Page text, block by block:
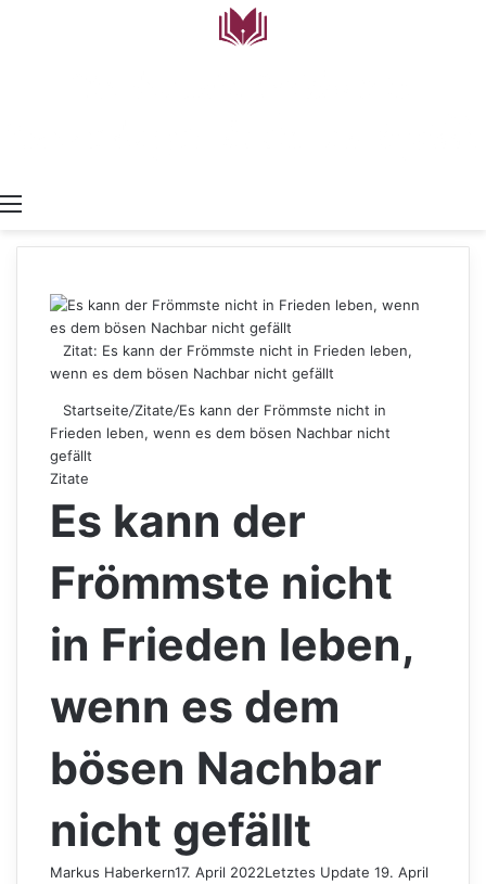
Menü
Zitat: Es kann der Frömmste nicht in Frieden leben,
wenn es dem bösen Nachbar nicht gefällt
Startseite/Zitate/Es kann der Frömmste nicht in
Frieden leben, wenn es dem bösen Nachbar nicht
gefällt
Zitate
Es kann der
Frömmste nicht
in Frieden leben,
wenn es dem
bösen Nachbar
nicht gefällt
Markus Haberkern17. April 2022Letztes Update 19. April